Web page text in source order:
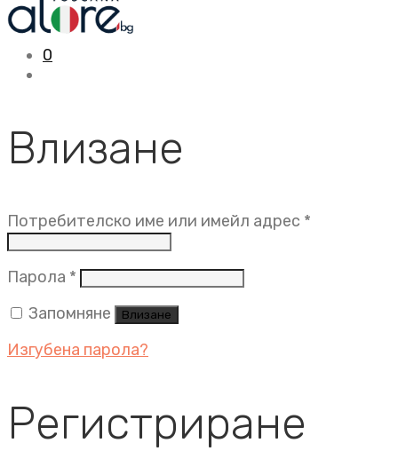
0
Влизане
Потребителско име или имейл адрес *
Парола * Задължително
Запомняне
Влизане
Изгубена парола?
Регистриране